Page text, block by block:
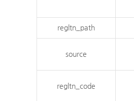
regltn_path
source
regltn_code